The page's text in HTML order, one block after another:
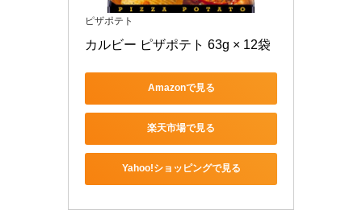
ピザポテト
カルビー ピザポテト 63g × 12袋
Amazonで見る
楽天市場で見る
Yahoo!ショッピングで見る